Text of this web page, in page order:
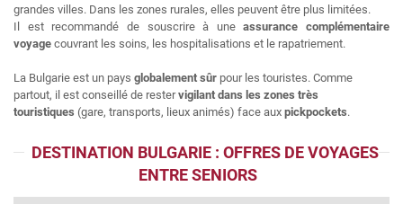
grandes villes. Dans les zones rurales, elles peuvent être plus limitées.
Il est recommandé de souscrire à uneassurance complémentaire
voyage couvrant les soins, les hospitalisations et le rapatriement.
La Bulgarie est un pays globalement sûr pour les touristes. Comme
partout, il est conseillé de restervigilant dans les zones très
touristiques (gare, transports, lieux animés) face aux pickpockets.
DESTINATION BULGARIE : OFFRES DE VOYAGES
ENTRE SENIORS